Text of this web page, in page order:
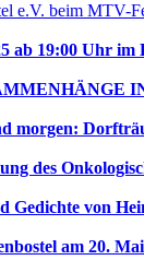
ab 19:00 Uhr im
morgen:
des
von
am 20.